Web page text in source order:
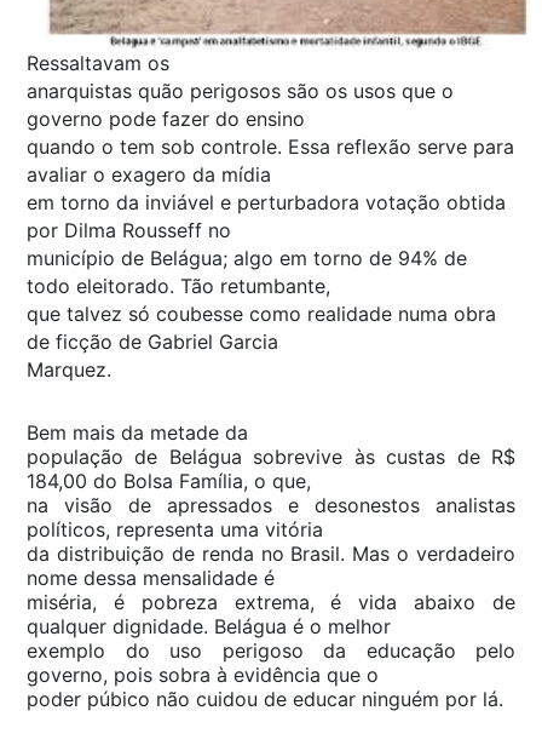
Ressaltavam os
anarquistas quão perigosos são os usos que o
governo pode fazer do ensino
quando o tem sob controle. Essa reflexão serve para
avaliar o exagero da mídia
em torno da inviável e perturbadora votação obtida
por Dilma Rousseff no
município de Belágua; algo em torno de 94% de
todo eleitorado. Tão retumbante,
que talvez só coubesse como realidade numa obra
de ficção de Gabriel Garcia
Marquez.
Bem mais da metade da
população de Belágua sobrevive às custas de R$
184,00 do Bolsa Família, o que,
na visão de apressados e desonestos analistas
políticos, representa uma vitória
da distribuição de renda no Brasil. Mas o verdadeiro
nome dessa mensalidade é
miséria, é pobreza extrema, é vida abaixo de
qualquer dignidade. Belágua é o melhor
exemplo do uso perigoso da educação pelo
governo, pois sobra à evidência que o
poder púbico não cuidou de educar ninguém por lá.